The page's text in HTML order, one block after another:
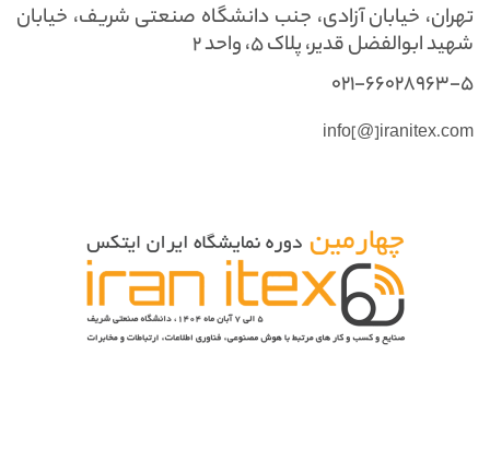
تهران، خیابان آزادی، جنب دانشگاه صنعتی شریف، خیابان
شهید ابوالفضل قدیر، پلاک ۵، واحد ۲
021-66028963-5
info[@]iranitex.com